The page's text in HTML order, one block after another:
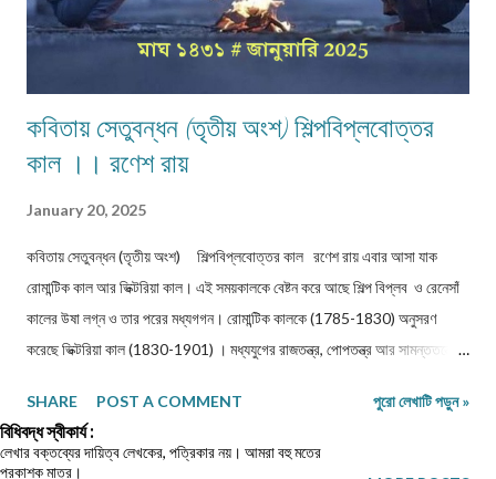
কবিতায় সেতুবন্ধন (তৃতীয় অংশ) শিল্পবিপ্লবোত্তর
কাল ।। রণেশ রায়
January 20, 2025
কবিতায় সেতুবন্ধন (তৃতীয় অংশ) শিল্পবিপ্লবোত্তর কাল রণেশ রায় এবার আসা যাক
রোমান্টিক কাল আর ভিক্টরিয়া কাল। এই সময়কালকে বেষ্টন করে আছে শিল্প বিপ্লব ও রেনেসাঁ
কালের উষা লগ্ন ও তার পরের মধ্যগগন। রোমান্টিক কালকে (1785-1830) অনুসরণ
করেছে ভিক্টরিয়া কাল (1830-1901) । মধ্যযুগের রাজতন্ত্র, পোপতন্ত্র আর সামন্ততন্ত্রের
যা ধর্মের শাসনের জায়গায় আইনের শাসন বলবৎ করতে সাহায্য করে। এই দুটো সময়কালকে
পুঁজিবাদের বিকাশ ও তার ক্ষয়ের কাল বলা হয় যে সময়কাল ধরে প্রতিযোগিতামূলক পুঁজিবাদ
বিকাশলাভ করে, তা সাম্রাজ্যবাদে রূপান্তরিত হয় আর পৃথিবী জুড়ে তার রাজত্ব বিস্তার
SHARE POST A COMMENT পুরো লেখাটি পড়ুন »
বিধিবদ্ধ স্বীকার্য :
লেখার বক্তব্যের দায়িত্ব লেখকের, পত্রিকার নয়। আমরা বহু মতের
প্রকাশক মাত্র।